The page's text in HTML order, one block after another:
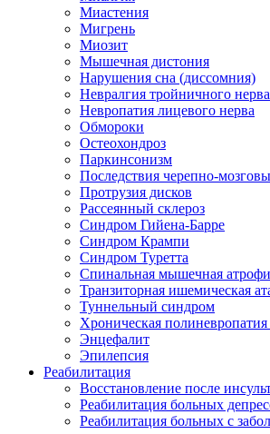
Миастения
Мигрень
Миозит
Мышечная дистония
Нарушения сна (диссомния)
Невралгия тройничного нерва
Невропатия лицевого нерва
Обмороки
Остеохондроз
Паркинсонизм
Последствия черепно-
Протрузия дисков
Рассеянный склероз
Синдром Гийена-Барре
Синдром Крампи
Синдром Туретта
Спинальная мышечная
Транзиторная ишемическая
Туннельный синдром
Хроническая
Энцефалит
Эпилепсия
Реабилитация
Восстановление после
Реабилитация больных
Реабилитация больных с